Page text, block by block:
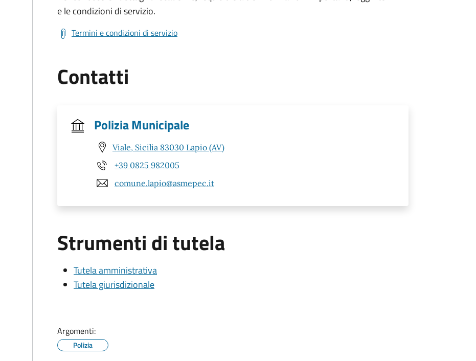
e le condizioni di servizio.
Termini e condizioni di servizio
Contatti
Polizia Municipale
Viale, Sicilia 83030 Lapio (AV)
+39 0825 982005
comune.lapio@asmepec.it
Strumenti di tutela
Tutela amministrativa
Tutela giurisdizionale
Argomenti:
Polizia